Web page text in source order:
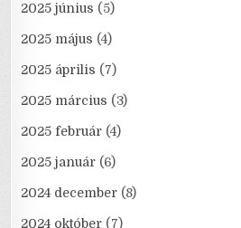
2025 június (5)
2025 május (4)
2025 április (7)
2025 március (3)
2025 február (4)
2025 január (6)
2024 december (8)
2024 október (7)